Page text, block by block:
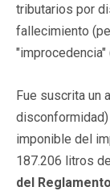
tributarios por
fallecimiento
Fue suscrita un
imponible del
187.206 litros
del